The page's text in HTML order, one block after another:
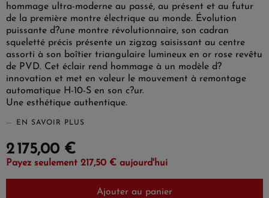
hommage ultra-moderne au passé, au présent et au futur
de la première montre électrique au monde. Évolution
puissante d?une montre révolutionnaire, son cadran
squeletté précis présente un zigzag saisissant au centre
assorti à son boîtier triangulaire lumineux en or rose revêtu
de PVD. Cet éclair rend hommage à un modèle d?
innovation et met en valeur le mouvement à remontage
automatique H-10-S en son c?ur.
Une esthétique authentique.
EN SAVOIR PLUS
2 175,00 €
Payez seulement 217,50 € aujourd'hui
Ajouter au panier